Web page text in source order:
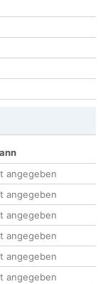
angegeben
angegeben
angegeben
angegeben
angegeben
angegeben